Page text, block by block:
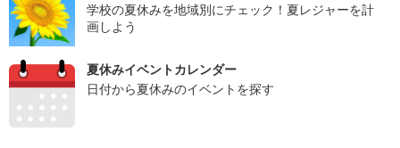
学校の夏休みを地域別にチェック！夏レジャーを計
画しよう
夏休みイベントカレンダー
日付から夏休みのイベントを探す